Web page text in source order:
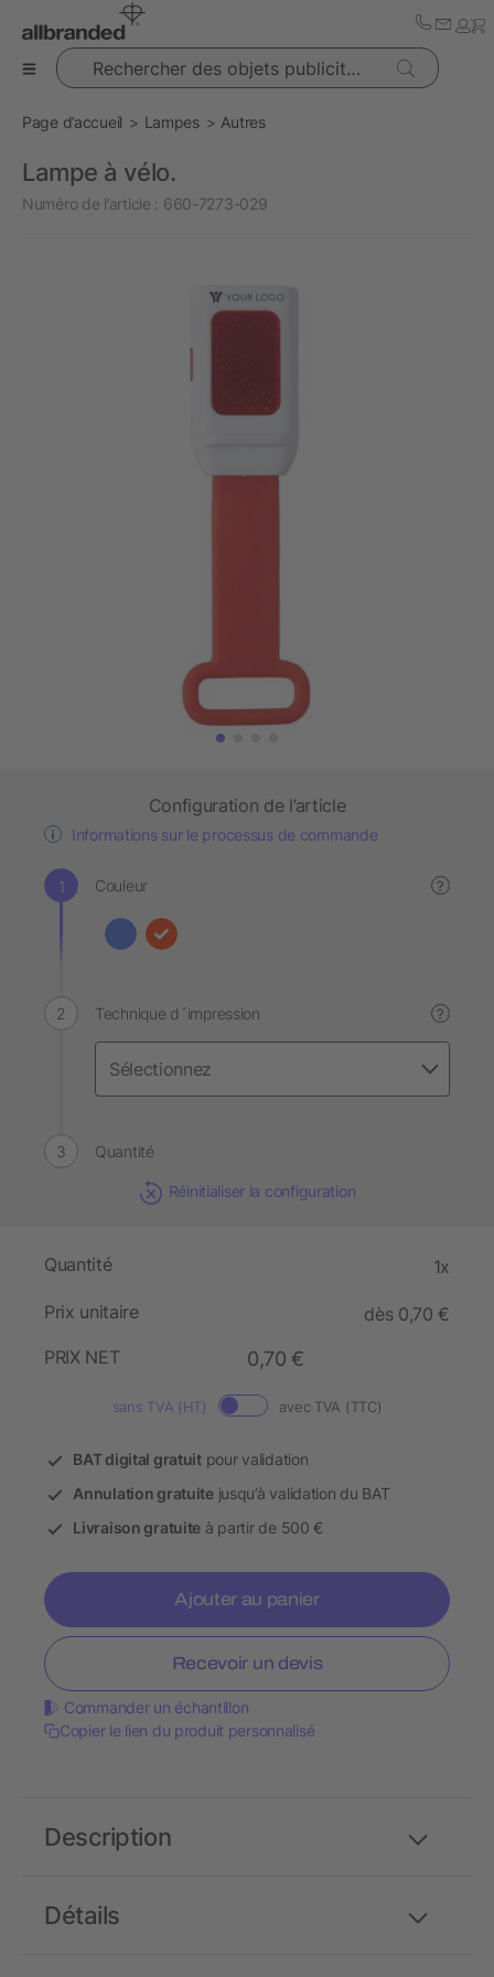
Rechercher des objets publicitaires
Page d’accueil Lampes Autres
Lampe à vélo.
Numéro de l’article : 660-7273-029
Configuration de l’article
Informations sur le processus de commande
Couleur ?
Technique d´impression ?
Quantité
Réinitialiser la configuration
Quantité 1x
Prix unitaire
dès 0,70 €
PRIX NET
0,70 €
sans TVA (HT) avec TVA (TTC)
BAT digital gratuitpour validation
Annulation gratuitejusqu’à validation du BAT
Livraison gratuite à partir de 500 €
Ajouter au panier
Recevoir un devis
Commander un échantillon
Copier le lien du produit personnalisé
Détails
Description